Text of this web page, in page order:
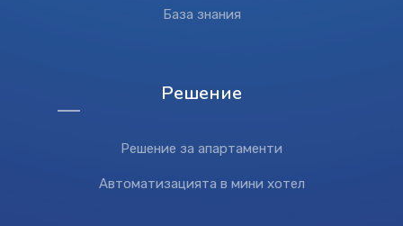
База знания
Решение
Решение за апартаменти
Автоматизацията в мини хотел